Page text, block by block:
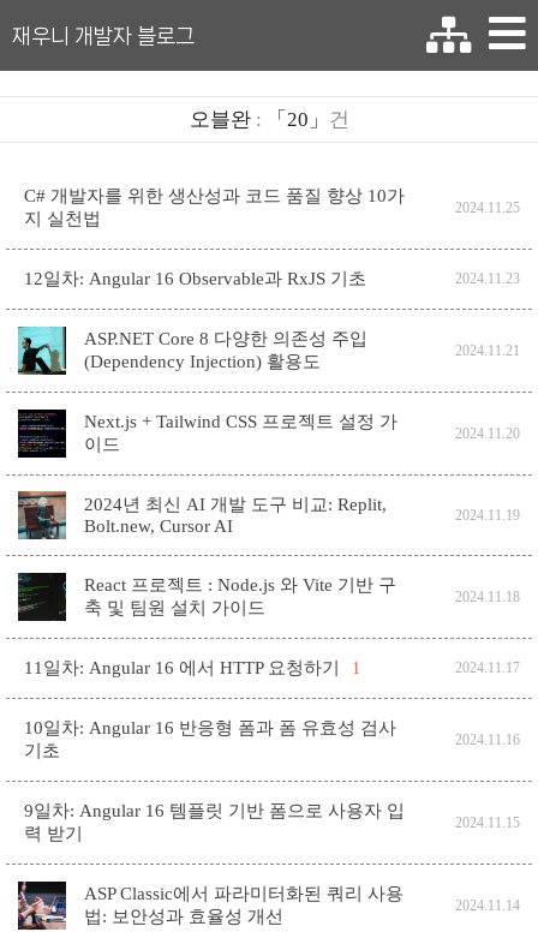
재우니 개발자 블로그
오블완: 「20」 건
C# 개발자를 위한 생산성과 코드 품질 향상 10가
지 실천법
2024.11.25
12일차: Angular 16 Observable과 RxJS 기초 2024.11.23
ASP.NET Core 8 다양한 의존성 주입
(Dependency Injection) 활용도
2024.11.21
Next.js + Tailwind CSS 프로젝트 설정 가
이드
2024.11.20
2024년 최신 AI 개발 도구 비교: Replit,
Bolt.new, Cursor AI
2024.11.19
React 프로젝트 : Node.js 와 Vite 기반 구
축 및 팀원 설치 가이드
2024.11.18
11일차: Angular 16 에서 HTTP 요청하기 1 2024.11.17
10일차: Angular 16 반응형 폼과 폼 유효성 검사
기초
2024.11.16
9일차: Angular 16 템플릿 기반 폼으로 사용자 입
력 받기
2024.11.15
ASP Classic에서 파라미터화된 쿼리 사용
법: 보안성과 효율성 개선
2024.11.14